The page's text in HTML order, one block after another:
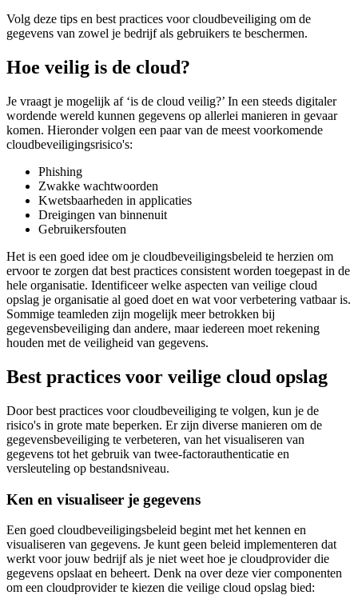
Volg deze tips en best practices voor cloudbeveiliging om de
gegevens van zowel je bedrijf als gebruikers te beschermen.
Hoe veilig is de cloud?
Je vraagt je mogelijk af ‘is de cloud veilig?’ In een steeds digitaler
wordende wereld kunnen gegevens op allerlei manieren in gevaar
komen. Hieronder volgen een paar van de meest voorkomende
cloudbeveiligingsrisico's:
Phishing
Zwakke wachtwoorden
Kwetsbaarheden in applicaties
Dreigingen van binnenuit
Gebruikersfouten
Het is een goed idee om je cloudbeveiligingsbeleid te herzien om
ervoor te zorgen dat best practices consistent worden toegepast in de
hele organisatie. Identificeer welke aspecten van veilige cloud
opslag je organisatie al goed doet en wat voor verbetering vatbaar is.
Sommige teamleden zijn mogelijk meer betrokken bij
gegevensbeveiliging dan andere, maar iedereen moet rekening
houden met de veiligheid van gegevens.
Best practices voor veilige cloud opslag
Door best practices voor cloudbeveiliging te volgen, kun je de
risico's in grote mate beperken. Er zijn diverse manieren om de
gegevensbeveiliging te verbeteren, van het visualiseren van
gegevens tot het gebruik van twee-factorauthenticatie en
versleuteling op bestandsniveau.
Ken en visualiseer je gegevens
Een goed cloudbeveiligingsbeleid begint met het kennen en
visualiseren van gegevens. Je kunt geen beleid implementeren dat
werkt voor jouw bedrijf als je niet weet hoe je cloudprovider die
gegevens opslaat en beheert. Denk na over deze vier componenten
om een cloudprovider te kiezen die veilige cloud opslag bied: